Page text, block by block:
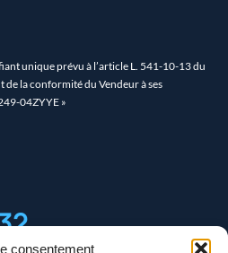
consentement
unique prévu à l’article L. 541-10-13 du
de la conformité du Vendeur à ses
04ZYYE »